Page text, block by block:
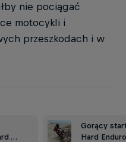
nie pociągać
motocykli i
przeszkodach i w
…
Gorący
Hard